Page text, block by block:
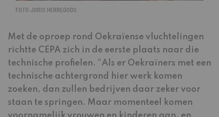
FOTO JORIS HERREGODS
Met de oproep rond Oekraïense vluchtelingen
richtte CEPA zich in de eerste plaats naar die
technische profielen. “Als er Oekraïners met een
technische achtergrond hier werk komen
zoeken, dan zullen bedrijven daar zeker voor
staan te springen. Maar momenteel komen